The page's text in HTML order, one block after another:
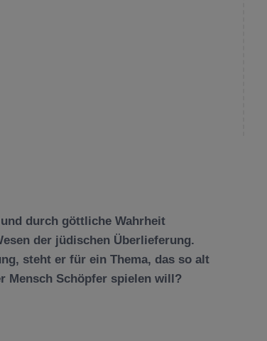
durch göttliche Wahrheit
der jüdischen Überlieferung.
steht er für ein Thema, das so alt
Mensch Schöpfer spielen will?